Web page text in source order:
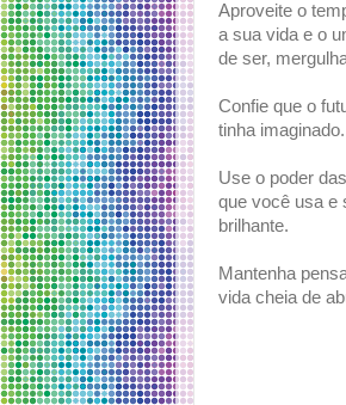
Aproveite o
a sua vida e o
de ser,
Confie que o
tinha
Use o poder
que você usa e
brilhante.
Mantenha
vida cheia de